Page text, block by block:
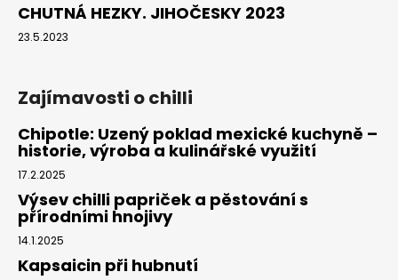
CHUTNÁ HEZKY. JIHOČESKY 2023
23.5.2023
Zajímavosti o chilli
Chipotle: Uzený poklad mexické kuchyně –
historie, výroba a kulinářské využití
17.2.2025
Výsev chilli papriček a pěstování s
přírodními hnojivy
14.1.2025
Kapsaicin při hubnutí